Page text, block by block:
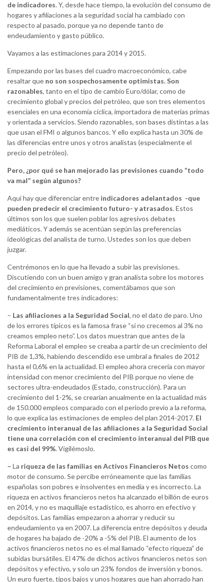
de indicadores. Y, desde hace tiempo, la evolución del consumo de
hogares y afiliaciones a la seguridad social ha cambiado con
respecto al pasado, porque ya no depende tanto de
endeudamiento y gasto público.
Vayamos a las estimaciones para 2014 y 2015.
Empezando por las bases del cuadro macroeconómico, cabe
resaltar que no son sospechosamente optimistas. Son
razonables, tanto en el tipo de cambio Euro/dólar, como de
crecimiento global y precios del petróleo, que son tres elementos
esenciales en una economía cíclica, importadora de materias primas
y orientada a servicios. Siendo razonables, son bases distintas a las
que usan el FMI o algunos bancos. Y ello explica hasta un 30% de
las diferencias entre unos y otros analistas (especialmente el
precio del petróleo).
Pero, ¿por qué se han mejorado las previsiones cuando “todo
va mal” según algunos?
Aquí hay que diferenciar entre indicadores adelantados -que
pueden predecir el crecimiento futuro- y atrasados. Estos
últimos son los que suelen poblar los agresivos debates
mediáticos. Y además se acentúan según las preferencias
ideológicas del analista de turno. Ustedes son los que deben
juzgar.
Centrémonos en lo que ha llevado a subir las previsiones.
Discutiendo con un buen amigo y gran analista sobre los motores
del crecimiento en previsiones, comentábamos que son
fundamentalmente tres indicadores:
– Las afiliaciones a la Seguridad Social, no el dato de paro. Uno
de los errores típicos es la famosa frase “si no crecemos al 3% no
creamos empleo neto”. Los datos muestran que antes de la
Reforma Laboral el empleo se creaba a partir de un crecimiento del
PIB de 1,3%, habiendo descendido ese umbral a finales de 2012
hasta el 0,6% en la actualidad. El empleo ahora crecería con mayor
intensidad con menor crecimiento del PIB porque no viene de
sectores ultra-endeudados (Estado, construcción). Para un
crecimiento del 1-2%, se crearían anualmente en la actualidad más
de 150.000 empleos comparado con el periodo previo a la reforma,
lo que explica las estimaciones de empleo del plan 2014-2017. El
crecimiento interanual de las afiliaciones a la Seguridad Social
tiene una correlación con el crecimiento interanual del PIB que
es casi del 99%. Vigilémoslo.
– La riqueza de las familias en Activos Financieros Netos como
motor de consumo. Se percibe erróneamente que las familias
españolas son pobres e insolventes en media y es incorrecto. La
riqueza en activos financieros netos ha alcanzado el billón de euros
en 2014, y no es maquillaje estadístico, es ahorro en efectivo y
depósitos. Las familias empezaron a ahorrar y reducir su
endeudamiento ya en 2007. La diferencia entre depósitos y deuda
de hogares ha bajado de -20% a -5% del PIB. El aumento de los
activos financieros netos no es el mal llamado “efecto riqueza” de
subidas bursátiles. El 47% de dichos activos financieros netos son
depósitos y efectivo, y solo un 23% fondos de inversión y bonos.
Un euro fuerte, tipos bajos y unos hogares que han ahorrado han